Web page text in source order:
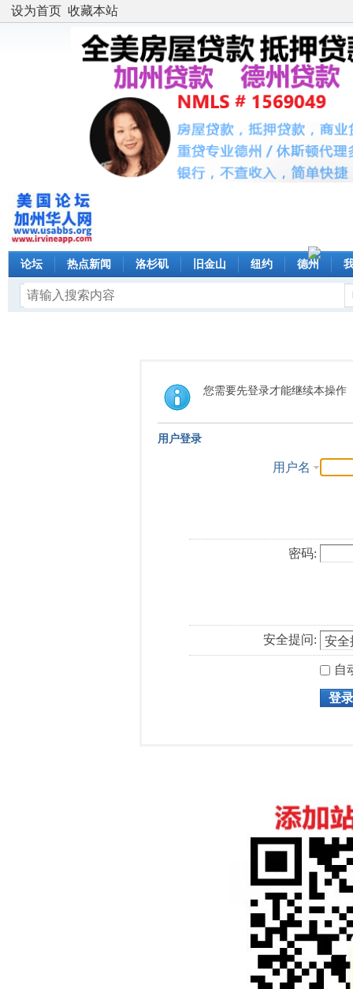
设为首页 收藏本站
论坛 热点新闻 洛杉矶 旧金山 纽约 德州
您需要先登录才能继续本操作
用户登录
用户名
密码:
安全提问:
自
登录